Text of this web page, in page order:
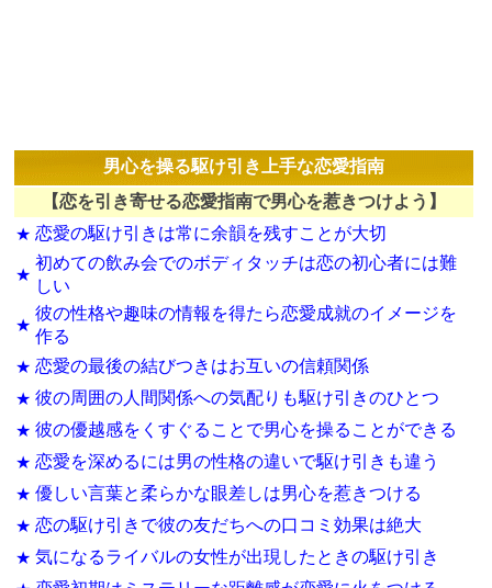
男心を操る駆け引き上手な恋愛指南
【恋を引き寄せる恋愛指南で男心を惹きつけよう】
★ 恋愛の駆け引きは常に余韻を残すことが大切
★
初めての飲み会でのボディタッチは恋の初心者には難
しい
★
彼の性格や趣味の情報を得たら恋愛成就のイメージを
作る
★ 恋愛の最後の結びつきはお互いの信頼関係
★ 彼の周囲の人間関係への気配りも駆け引きのひとつ
★ 彼の優越感をくすぐることで男心を操ることができる
★ 恋愛を深めるには男の性格の違いで駆け引きも違う
★ 優しい言葉と柔らかな眼差しは男心を惹きつける
★ 恋の駆け引きで彼の友だちへの口コミ効果は絶大
★ 気になるライバルの女性が出現したときの駆け引き